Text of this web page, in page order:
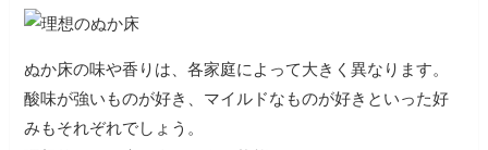
ぬか床の味や香りは、各家庭によって大きく異なります。
酸味が強いものが好き、マイルドなものが好きといった好
みもそれぞれでしょう。